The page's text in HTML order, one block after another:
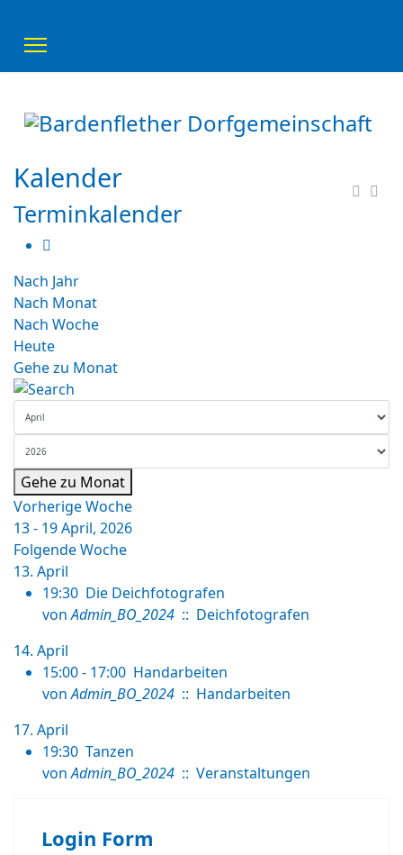
Kalender
Terminkalender
Nach Jahr
Nach Monat
Nach Woche
Heute
Gehe zu Monat
Gehe zu Monat
Vorherige Woche
13 - 19 April, 2026
Folgende Woche
13. April
19:30 Die Deichfotografen
von Admin_BO_2024 :: Deichfotografen
14. April
15:00 - 17:00 Handarbeiten
von Admin_BO_2024 :: Handarbeiten
17. April
19:30 Tanzen
von Admin_BO_2024 :: Veranstaltungen
Login Form